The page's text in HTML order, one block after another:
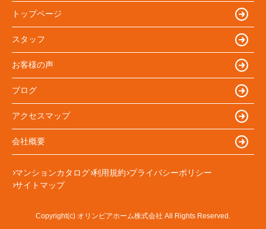
トップページ
スタッフ
お客様の声
ブログ
アクセスマップ
会社概要
マンションカタログ 利用規約 プライバシーポリシー
サイトマップ
Copyright(c) オリンピアホーム株式会社 All Rights Reserved.